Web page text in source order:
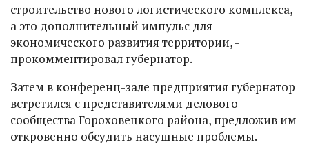
строительство нового логистического комплекса,
а это дополнительный импульс для
экономического развития территории, -
прокомментировал губернатор.
Затем в конференц-зале предприятия губернатор
встретился с представителями делового
сообщества Гороховецкого района, предложив им
откровенно обсудить насущные проблемы.